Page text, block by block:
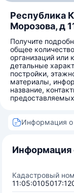
Республика
Морозова, д
Получите
общее
организаций или
детальные
постройки,
материалы,
название,
Информация
Информация
Кадастровый